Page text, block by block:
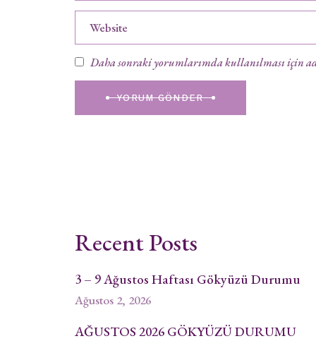
Daha sonraki yorumlarımda kullanılması için
YORUM GÖNDER
Recent Posts
3 – 9 Ağustos Haftası Gökyüzü Durumu
Ağustos 2, 2026
AĞUSTOS 2026 GÖKYÜZÜ DURUMU